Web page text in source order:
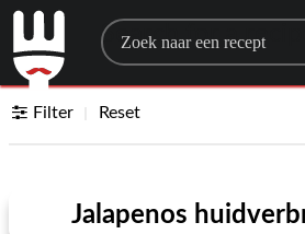
Search for a recipe
Filter Reset
Jalapenos